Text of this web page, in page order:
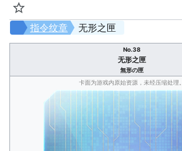
监视
无形之匣
指令纹章
No.38
无形之匣
無形の匣
卡面为游戏内原始资源，未经压缩处理。